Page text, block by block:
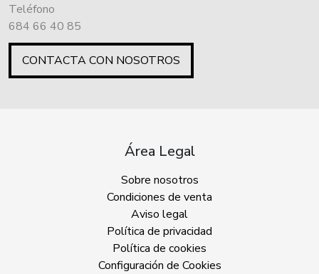
Teléfono
684 66 40 85
CONTACTA CON NOSOTROS
Área Legal
Sobre nosotros
Condiciones de venta
Aviso legal
Política de privacidad
Política de cookies
Configuración de Cookies